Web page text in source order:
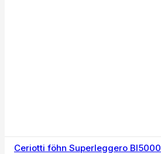
Ceriotti föhn Superleggero BI5000